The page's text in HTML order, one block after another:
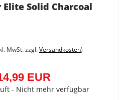
Solid Charcoal
MwSt. zzgl.Versandkosten)
EUR
- Nicht mehr verfügbar